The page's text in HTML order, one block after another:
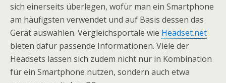
sich einerseits überlegen, wofür man ein Smartphone
am häufigsten verwendet und auf Basis dessen das
Gerät auswählen. Vergleichsportale wie Headset.net
bieten dafür passende Informationen. Viele der
Headsets lassen sich zudem nicht nur in Kombination
für ein Smartphone nutzen, sondern auch etwa